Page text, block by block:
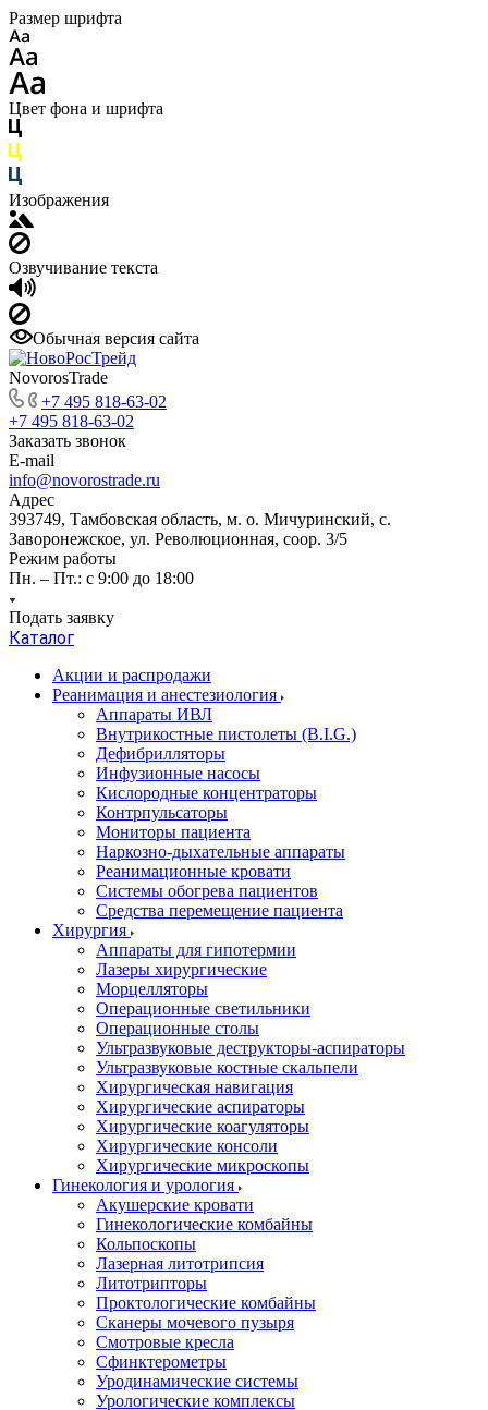
Размер шрифта
Цвет фона и шрифта
Изображения
Озвучивание текста
Обычная версия сайта
NovorosTrade
+7 495 818-63-02
+7 495 818-63-02
Заказать звонок
E-mail
info@novorostrade.ru
Адрес
393749, Тамбовская область, м. о. Мичуринский, с.
Заворонежское, ул. Революционная, соор. 3/5
Режим работы
Пн. – Пт.: с 9:00 до 18:00
Подать заявку
Каталог
Акции и распродажи
Реанимация и анестезиология
Аппараты ИВЛ
Внутрикостные пистолеты (B.I.G.)
Дефибрилляторы
Инфузионные насосы
Кислородные концентраторы
Контрпульсаторы
Мониторы пациента
Наркозно-дыхательные аппараты
Реанимационные кровати
Системы обогрева пациентов
Средства перемещение пациента
Хирургия
Аппараты для гипотермии
Лазеры хирургические
Морцелляторы
Операционные светильники
Операционные столы
Ультразвуковые деструкторы-аспираторы
Ультразвуковые костные скальпели
Хирургическая навигация
Хирургические аспираторы
Хирургические коагуляторы
Хирургические консоли
Хирургические микроскопы
Гинекология и урология
Акушерские кровати
Гинекологические комбайны
Кольпоскопы
Лазерная литотрипсия
Литотрипторы
Проктологические комбайны
Сканеры мочевого пузыря
Смотровые кресла
Сфинктерометры
Уродинамические системы
Урологические комплексы